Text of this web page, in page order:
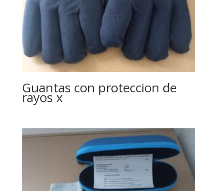
Guantas con proteccion de
rayos x